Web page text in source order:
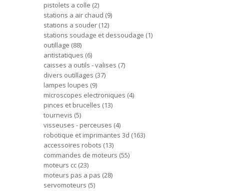
pistolets a colle 2
stations a air chaud 9
stations a souder 12
stations soudage et dessoudage 1
outillage 88
antistatiques 6
caisses a outils - valises 7
divers outillages 37
lampes loupes 9
microscopes electroniques 4
pinces et brucelles 13
tournevis 5
visseuses - perceuses 4
robotique et imprimantes 3d 163
accessoires robots 13
commandes de moteurs 55
moteurs cc 23
moteurs pas a pas 28
servomoteurs 5